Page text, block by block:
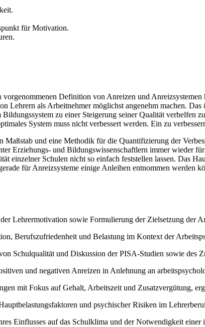
für Motivation.
Definition von Anreizen und
Lehrern als Arbeitnehmer möglichst angenehm machen.
zu einer Steigerung seiner Qualität verhelfen
System muss nicht verbessert werden. Ein zu
und eine Methodik für die Quantifizierung der
Erziehungs- und Bildungswissenschaftlern immer wieder
einzelner Schulen nicht so einfach feststellen lassen. Das
für Anreizsysteme einige Anleihen entnommen werden
Lehrermotivation sowie Formulierung der Zielsetzung der
Berufszufriedenheit und Belastung im Kontext der
Schulqualität und Diskussion der PISA-Studien sowie des
und negativen Anreizen in Anlehnung an
mit Fokus auf Gehalt, Arbeitszeit und Zusatzvergütung,
und psychischer Risiken im
Einflusses auf das Schulklima und der Notwendigkeit einer